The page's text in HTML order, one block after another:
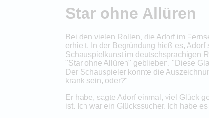
Star ohne Allüren
Bei den vielen Rollen, die Adorf im
erhielt. In der Begründung hieß es,
Schauspielkunst im deutschsprachigen
"Star ohne Allüren" geblieben. "Diese
Der Schauspieler konnte die
krank sein, oder?"
Er habe, sagte Adorf einmal, viel Glück
ist. Ich war ein Glückssucher. Ich habe